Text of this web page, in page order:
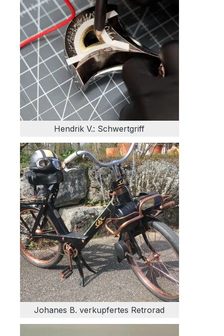
Hendrik V.: Schwertgriff
Johanes B. verkupfertes Retrorad